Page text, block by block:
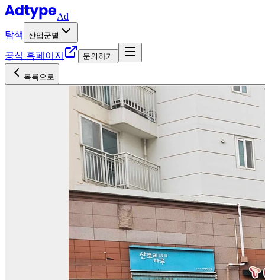
Ad
탐색
산업군별
공식 홈페이지 문의하기
목록으로